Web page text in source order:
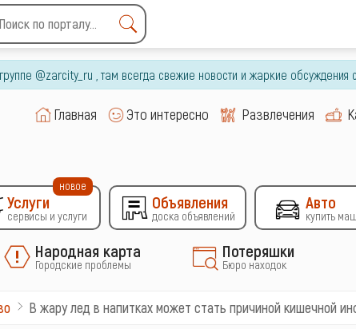
2 or more characters
results.@zarcity_ru , там всегда свежие новости и жаркие
Главная Это интересно Развлечения
Услуги
сервисы и услуги
новое
Объявления
доска объявлений
Авто
купить
Народная карта
Городские проблемы
Потеряшки
Бюро находок
В жару лед в напитках может стать причиной кишечной